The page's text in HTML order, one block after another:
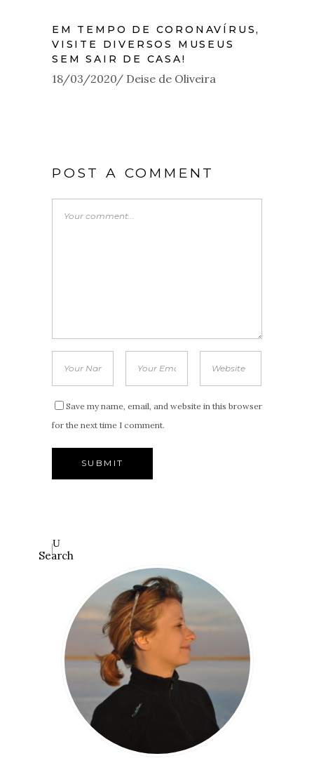
EM TEMPO DE CORONAVÍRUS,
VISITE DIVERSOS MUSEUS
SEM SAIR DE CASA!
18/03/2020 Deise de Oliveira
POST A COMMENT
Save my name, email, and website in this browser
for the next time I comment.
Search